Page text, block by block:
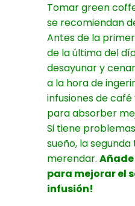
Tomar green
se recomiendan
Antes de la
de la última del
desayunar y cenar
a la hora de
infusiones de
para absorber
Si tiene
sueño, la
merendar.
para mejorar el
infusión!